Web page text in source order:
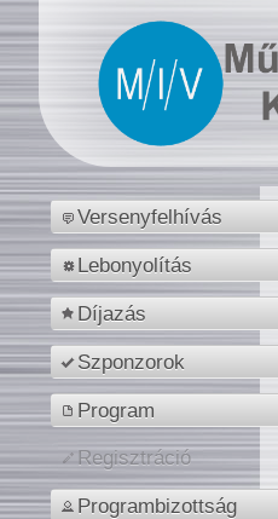
Versenyfelhívás
Lebonyolítás
Díjazás
Szponzorok
Program
Regisztráció
Programbizottság